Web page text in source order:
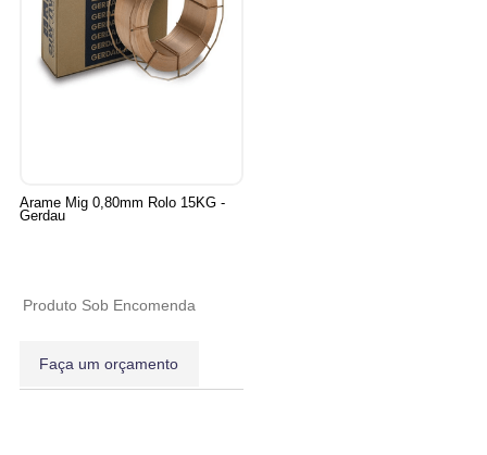
Arame Mig 0,80mm Rolo 15KG -
Gerdau
Produto Sob Encomenda
Faça um orçamento